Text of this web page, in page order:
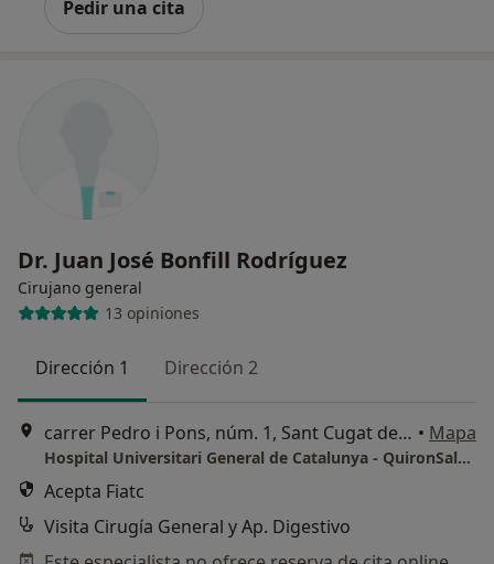
Pedir una cita
Dr. Juan José Bonfill Rodríguez
Cirujano general
13 opiniones
Dirección 1 Dirección 2
carrer Pedro i Pons, núm. 1, Sant Cugat del Vallès • Mapa
Hospital Universitari General de Catalunya - QuironSalud
Acepta Fiatc
Visita Cirugía General y Ap. Digestivo